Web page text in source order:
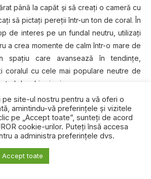
până la capăt şi să creaţi o cameră cu
să pictaţi pereţii într-un ton de coral. În
de interes pe un fundal neutru, utilizaţi
a crea momente de calm într-o mare de
spaţiu care avansează în tendinţe,
coralul cu cele mai populare neutre de
deschis şi gri.
site-ul nostru pentru a vă oferi o
amintindu-vă preferințele și vizitele
pe „Accept toate”, sunteți de acord
cookie-urilor. Puteți însă accesa
a administra preferințele dvs.
Accept toate